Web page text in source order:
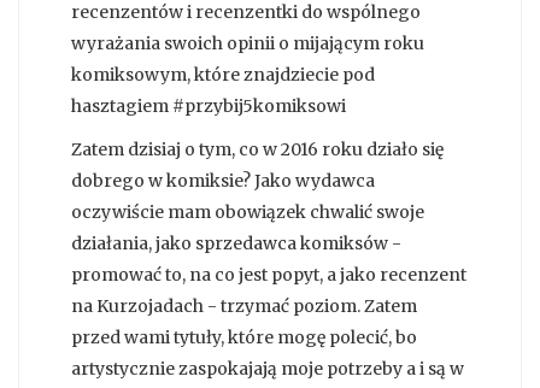
recenzentów i recenzentki do wspólnego
wyrażania swoich opinii o mijającym roku
komiksowym, które znajdziecie pod
hasztagiem #przybij5komiksowi
Zatem dzisiaj o tym, co w 2016 roku działo się
dobrego w komiksie? Jako wydawca
oczywiście mam obowiązek chwalić swoje
działania, jako sprzedawca komiksów -
promować to, na co jest popyt, a jako recenzent
na Kurzojadach - trzymać poziom. Zatem
przed wami tytuły, które mogę polecić, bo
artystycznie zaspokajają moje potrzeby a i są w